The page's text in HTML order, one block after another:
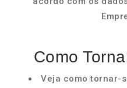
Como
Veja como tornar-